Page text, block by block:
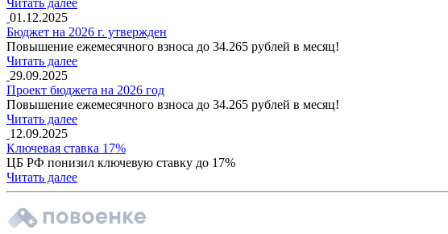
01.12.2025
Бюджет на 2026 г. утвержден
Повышение ежемесячного взноса до 34.265 рублей в месяц!
Читать далее
29.09.2025
Проект бюджета на 2026 год
Повышение ежемесячного взноса до 34.265 рублей в месяц!
Читать далее
12.09.2025
Ключевая ставка 17%
ЦБ РФ понизил ключевую ставку до 17%
Читать далее